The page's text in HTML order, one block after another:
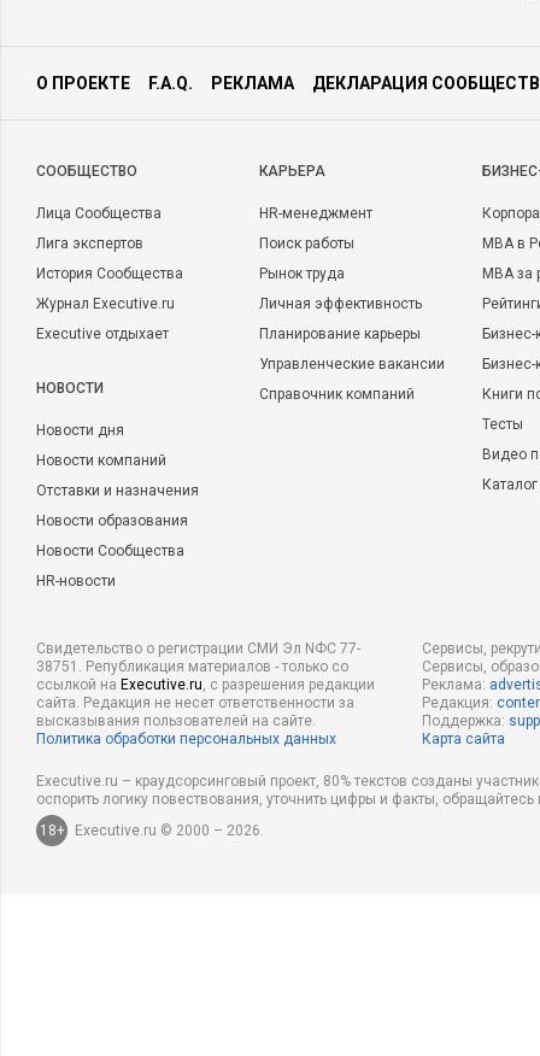
О ПРОЕКТЕ F.A.Q. РЕКЛАМА ДЕКЛАРАЦИЯ
CООБЩЕСТВО
Лица Сообщества
Лига экспертов
История Сообщества
Журнал Executive.ru
Executive отдыхает
НОВОСТИ
Новости дня
Новости компаний
Отставки и назначения
Новости образования
Новости Сообщества
HR-новости
КАРЬЕРА
HR-менеджмент
Поиск работы
Рынок труда
Личная эффективность
Планирование карьеры
Управленческие вакансии
Справочник компаний
MBA в
MBA
Бизнес-
Книги
Тесты
Видео
Свидетельство о регистрации СМИ Эл NФС 77-
38751. Републикация материалов - только со
ссылкой на Executive.ru, с разрешения редакции
сайта. Редакция не несет ответственности за
высказывания пользователей на сайте.
Политика обработки персональных данных
Сервисы,
Сервисы,
Реклама:
Редакция:
Поддержка:
Карта сайта
Executive.ru – краудсорсинговый проект, 80% текстов созданы
оспорить логику повествования, уточнить цифры и факты,
18+
Executive.ru © 2000 – 2026.